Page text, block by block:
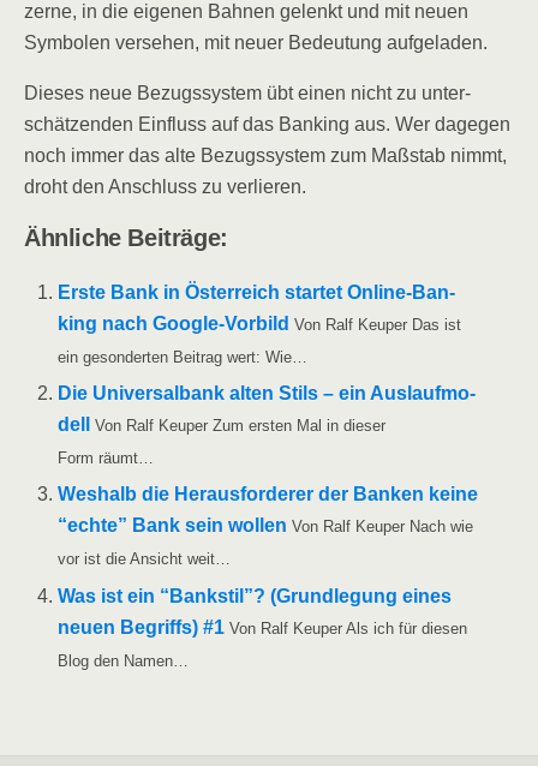
zer­ne, in die eige­nen Bah­nen gelenkt und mit neu­en
Sym­bo­len ver­se­hen, mit neu­er Bedeu­tung aufgeladen.
Die­ses neue Bezugs­sys­tem übt einen nicht zu unter­
schät­zen­den Ein­fluss auf das Ban­king aus. Wer dage­gen
noch immer das alte Bezugs­sys­tem zum Maß­stab nimmt,
droht den Anschluss zu verlieren.
Ähn­li­che Beiträge:
Ers­te Bank in Öster­reich star­tet Online-Ban­
king nach Goog­le-Vor­bild Von Ralf Keu­per Das ist
ein geson­der­ten Bei­trag wert: Wie…
Die Uni­ver­sal­bank alten Stils – ein Aus­lauf­mo­
dell
Von Ralf Keu­per Zum ers­ten Mal in die­ser
Form räumt…
Wes­halb die Her­aus­for­de­rer der Ban­ken kei­ne
“ech­te” Bank sein wol­len Von Ralf Keu­per Nach wie
vor ist die Ansicht weit…
Was ist ein “Bank­stil”? (Grund­le­gung eines
neu­en Begriffs) #1 Von Ralf Keu­per Als ich für die­sen
Blog den Namen…